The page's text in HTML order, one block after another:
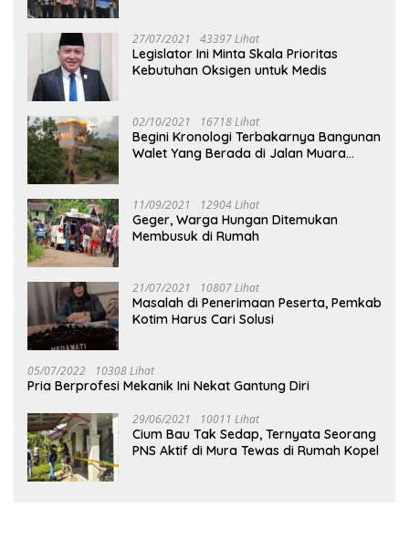
27/07/2021 43397 Lihat
Legislator Ini Minta Skala Prioritas
Kebutuhan Oksigen untuk Medis
02/10/2021 16718 Lihat
Begini Kronologi Terbakarnya Bangunan
Walet Yang Berada di Jalan Muara
11/09/2021 12904 Lihat
Geger, Warga Hungan Ditemukan
Membusuk di Rumah
21/07/2021 10807 Lihat
Masalah di Penerimaan Peserta, Pemkab
Kotim Harus Cari Solusi
05/07/2022 10308 Lihat
Pria Berprofesi Mekanik Ini Nekat Gantung Diri
29/06/2021 10011 Lihat
Cium Bau Tak Sedap, Ternyata Seorang
PNS Aktif di Mura Tewas di Rumah Kopel